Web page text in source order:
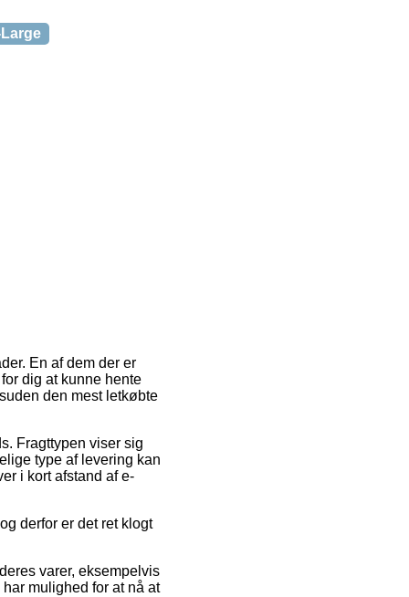
En af dem der er
dig at kunne hente
den mest letkøbte
Fragttypen viser sig
type af levering kan
i kort afstand af e-
derfor er det ret klogt
varer, eksempelvis
mulighed for at nå at